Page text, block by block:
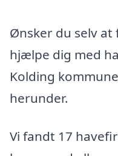
Ønsker du selv
hjælpe dig med
Kolding
herunder.
Vi fandt 17